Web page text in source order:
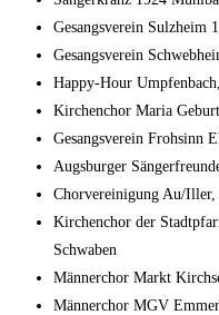
Gesangs­ver­ein Sulz­heim
Gesangs­ver­ein
Hap­py-Hour
Kir­chen­chor Maria
Gesangs­ver­ein Froh­sinn
Augs­bur­ger
Chor­ver­ei­ni­gung Au/​Iller,
Kir­chen­chor der
Schwaben
Män­ner­chor Markt
Män­ner­chor MGV